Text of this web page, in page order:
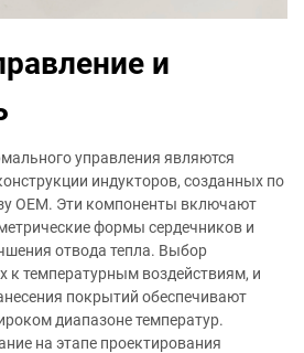
и
управления являются
индукторов, созданных по
OEM. Эти компоненты включают
формы сердечников и
отвода тепла. Выбор
к температурным воздействиям, и
покрытий обеспечивают
диапазоне температур.
на этапе проектирования